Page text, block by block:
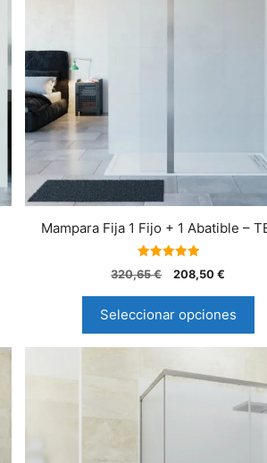
Mampara Fija 1 Fijo + 1 Abatible –
5.00
de 5
320,65€ 208,50€
Seleccionar opciones